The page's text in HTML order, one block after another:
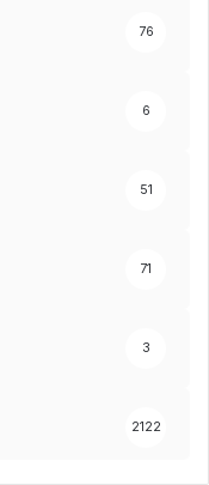
76
6
51
71
3
2122